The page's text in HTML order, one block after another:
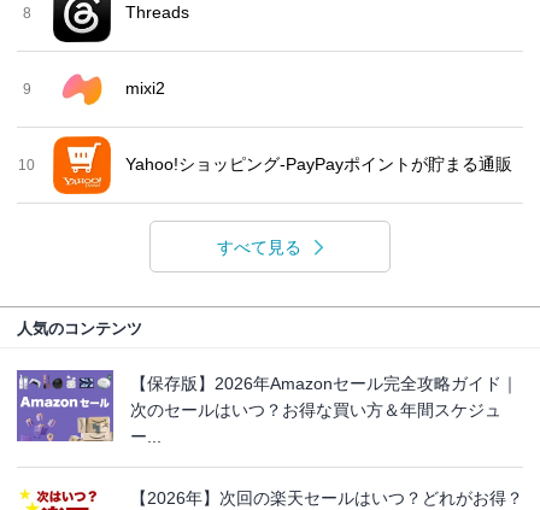
8 Threads
9 mixi2
10 Yahoo!ショッピング-PayPayポイントが貯まる通販
すべて見る
人気のコンテンツ
【保存版】2026年Amazonセール完全攻略ガイド｜
次のセールはいつ？お得な買い方＆年間スケジュ
ー...
【2026年】次回の楽天セールはいつ？どれがお得？